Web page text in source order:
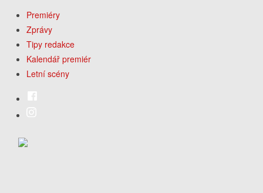
Premiéry
Zprávy
Tipy redakce
Kalendář premiér
Letní scény